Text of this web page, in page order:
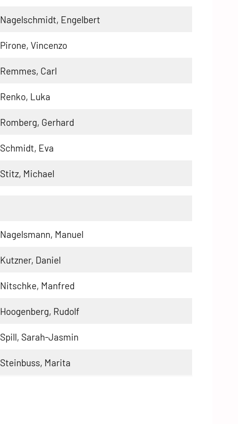
Nagelschmidt, Engelbert
Pirone, Vincenzo
Remmes, Carl
Renko, Luka
Romberg, Gerhard
Schmidt, Eva
Stitz, Michael
Nagelsmann, Manuel
Kutzner, Daniel
Nitschke, Manfred
Hoogenberg, Rudolf
Spill, Sarah-Jasmin
Steinbuss, Marita